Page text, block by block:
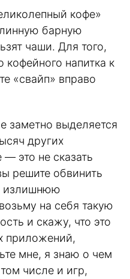
кофе»
барную
чаши. Для того,
кофейного напитка к
«свайп» вправо
заметно выделяется
других
это не сказать
решите обвинить
излишнюю
на себя такую
и скажу, что это
приложений,
мне, я знаю о чем
числе и игр,